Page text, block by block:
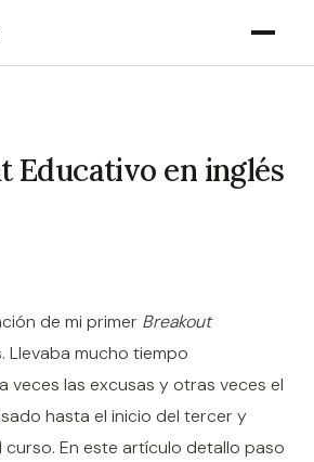
Educativo en inglés
de mi primer Breakout
Llevaba mucho tiempo
veces las excusas y otras veces el
hasta el inicio del tercer y
En este artículo detallo paso